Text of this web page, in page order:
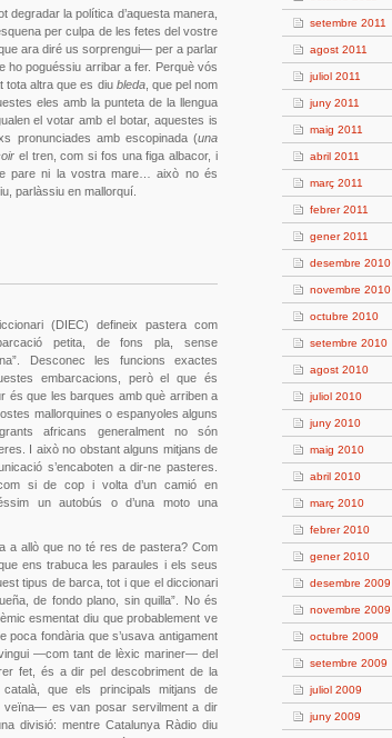
la política d’aquesta manera,
per culpa de les fetes del vostre
ara diré us sorprengui— per a parlar
ho poguéssiu arribar a fer. Perquè vós
tota altra que es diu bleda, que pel nom
eles amb la punteta de la llengua
el votar amb el botar, aquestes is
pronunciades amb escopinada (una
el tren, com si fos una figa albacor, i
pare ni la vostra mare… això no és
parlàssiu en mallorquí.
(DIEC) defineix pastera com
petita, de fons pla, sense
Desconec les funcions exactes
embarcacions, però el que és
és que les barques amb què arriben a
mallorquines o espanyoles alguns
africans generalment no són
I això no obstant alguns mitjans de
s’encaboten a dir-ne pasteres.
si de cop i volta d’un camió en
un autobús o d’una moto una
a allò que no té res de pastera? Com
ens trabuca les paraules i els seus
tipus de barca, tot i que el diccionari
de fondo plano, sin quilla”. No és
esmentat diu que probablement ve
poca fondària que s’usava antigament
—com tant de lèxic mariner— del
fet, és a dir pel descobriment de la
català, que els principals mitjans de
veïna— es van posar servilment a dir
divisió: mentre Catalunya Ràdio diu
setembre 2011
agost 2011
juliol 2011
juny 2011
maig 2011
abril 2011
març 2011
febrer 2011
gener 2011
desembre 2010
novembre 2010
octubre 2010
setembre 2010
agost 2010
juliol 2010
juny 2010
maig 2010
abril 2010
març 2010
febrer 2010
gener 2010
desembre 2009
novembre 2009
octubre 2009
setembre 2009
juliol 2009
juny 2009